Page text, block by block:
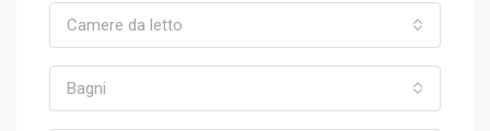
Camere da letto
Bagni